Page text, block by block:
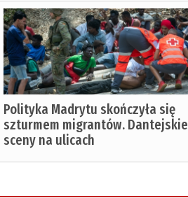
Polityka Madrytu skończyła się
szturmem migrantów. Dantejskie
sceny na ulicach